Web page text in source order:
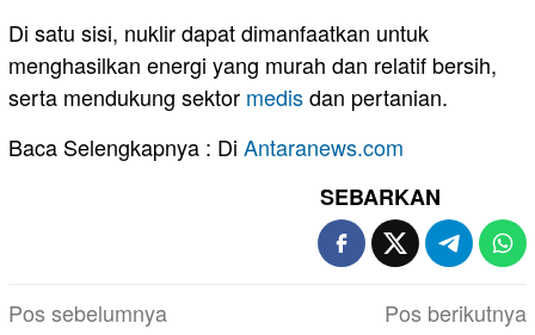
Di satu sisi, nuklir dapat dimanfaatkan untuk
menghasilkan energi yang murah dan relatif bersih,
serta mendukung sektor medisdan pertanian.
Baca Selengkapnya : Di Antaranews.com
SEBARKAN
Navigasi
Pos sebelumnya
Pos berikutnya